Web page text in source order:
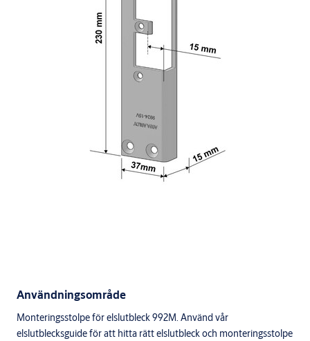
Användningsområde
Monteringsstolpe för elslutbleck 992M. Använd vår
elslutblecksguide för att hitta rätt elslutbleck och monteringsstolpe